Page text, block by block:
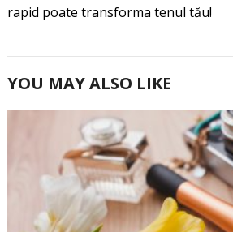
rapid poate transforma tenul tău!
YOU MAY ALSO LIKE